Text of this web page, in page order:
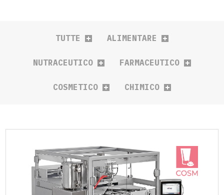
TUTTE ALIMENTARE
NUTRACEUTICO FARMACEUTICO
COSMETICO CHIMICO